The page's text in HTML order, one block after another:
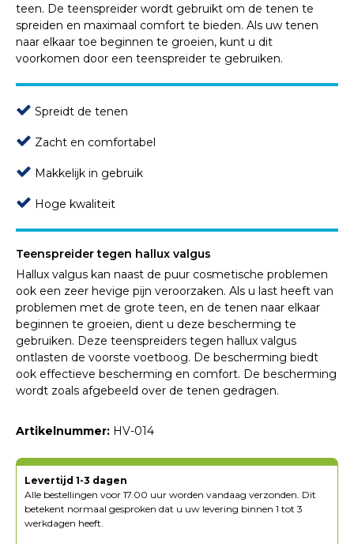
teen. De teenspreider wordt gebruikt om de tenen te
spreiden en maximaal comfort te bieden. Als uw tenen
naar elkaar toe beginnen te groeien, kunt u dit
voorkomen door een teenspreider te gebruiken.
Spreidt de tenen
Zacht en comfortabel
Makkelijk in gebruik
Hoge kwaliteit
Teenspreider tegen hallux valgus
Hallux valgus kan naast de puur cosmetische problemen
ook een zeer hevige pijn veroorzaken. Als u last heeft van
problemen met de grote teen, en de tenen naar elkaar
beginnen te groeien, dient u deze bescherming te
gebruiken. Deze teenspreiders tegen hallux valgus
ontlasten de voorste voetboog. De bescherming biedt
ook effectieve bescherming en comfort. De bescherming
wordt zoals afgebeeld over de tenen gedragen.
Artikelnummer: HV-014
Levertijd 1-3 dagen
Alle bestellingen voor 17.00 uur worden vandaag verzonden. Dit
betekent normaal gesproken dat u uw levering binnen 1 tot 3
werkdagen heeft.